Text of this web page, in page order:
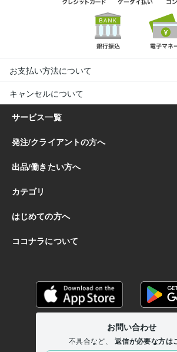
お支払い方法について
キャンセルについて